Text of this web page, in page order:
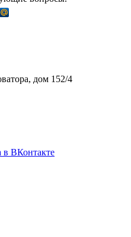
дом 152/4
в ВКонтакте